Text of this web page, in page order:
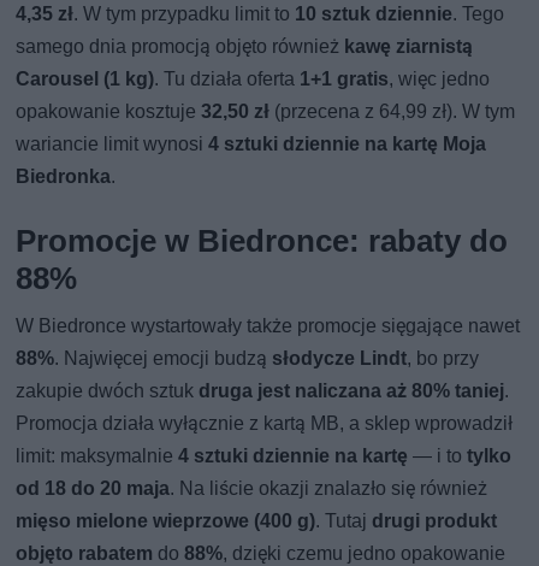
4,35 zł. W tym przypadku limit to 10 sztuk dziennie. Tego
samego dnia promocją objęto również kawę ziarnistą
Carousel (1 kg). Tu działa oferta 1+1 gratis, więc jedno
opakowanie kosztuje32,50 zł (przecena z 64,99 zł). W tym
wariancie limit wynosi4 sztuki dziennie na kartę Moja
Biedronka.
Promocje w Biedronce: rabaty do
88%
W Biedronce wystartowały także promocje sięgające nawet
88%. Najwięcej emocji budzą słodycze Lindt, bo przy
zakupie dwóch sztuk druga jest naliczana aż 80% taniej.
Promocja działa wyłącznie z kartą MB, a sklep wprowadził
limit: maksymalnie4 sztuki dziennie na kartę — i totylko
od 18 do 20 maja. Na liście okazji znalazło się również
mięso mielone wieprzowe (400 g). Tutaj drugi produkt
objęto rabatem do88%, dzięki czemu jedno opakowanie